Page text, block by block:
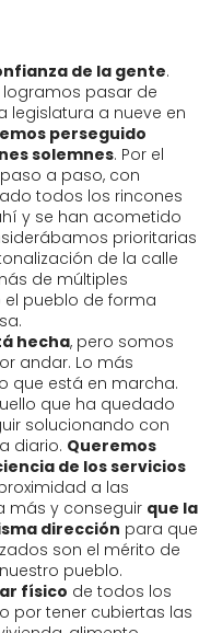
de la gente.
pasar de
legislatura a nueve en
perseguido
solemnes. Por el
a paso, con
todos los rincones
y se han acometido
prioritarias
de la calle
de múltiples
pueblo de forma
hecha, pero somos
andar. Lo más
que está en marcha.
que ha quedado
solucionando con
diario. Queremos
de los servicios
a las
más y conseguir que la
dirección para que
son el mérito de
pueblo.
físico de todos los
por tener cubiertas las